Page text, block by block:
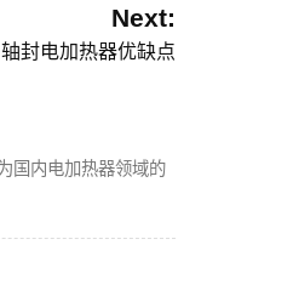
Next:
轴封电加热器优缺点
国内电加热器领域的